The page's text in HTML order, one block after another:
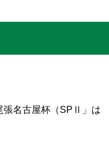
張名古屋杯（SPⅡ」は